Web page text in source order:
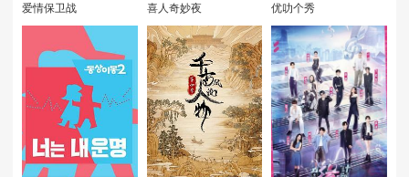
喜欢嗑我也是第5
期
第5期陪看 第5期陪看
喜欢你日记第5期
中
喜欢你日记第5期
下
第6期小屋纯享上
第6期小屋纯享中 第6期上 第6期中
爱情保卫战 喜人奇妙夜 优叻个秀